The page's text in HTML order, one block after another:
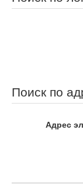
Поиск по
Адрес